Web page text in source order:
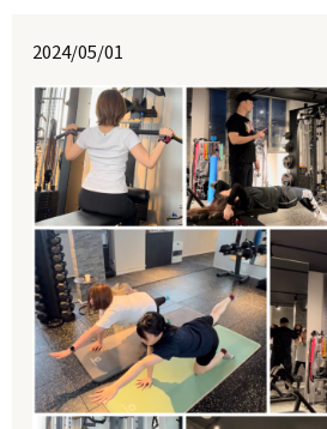
2024/05/01